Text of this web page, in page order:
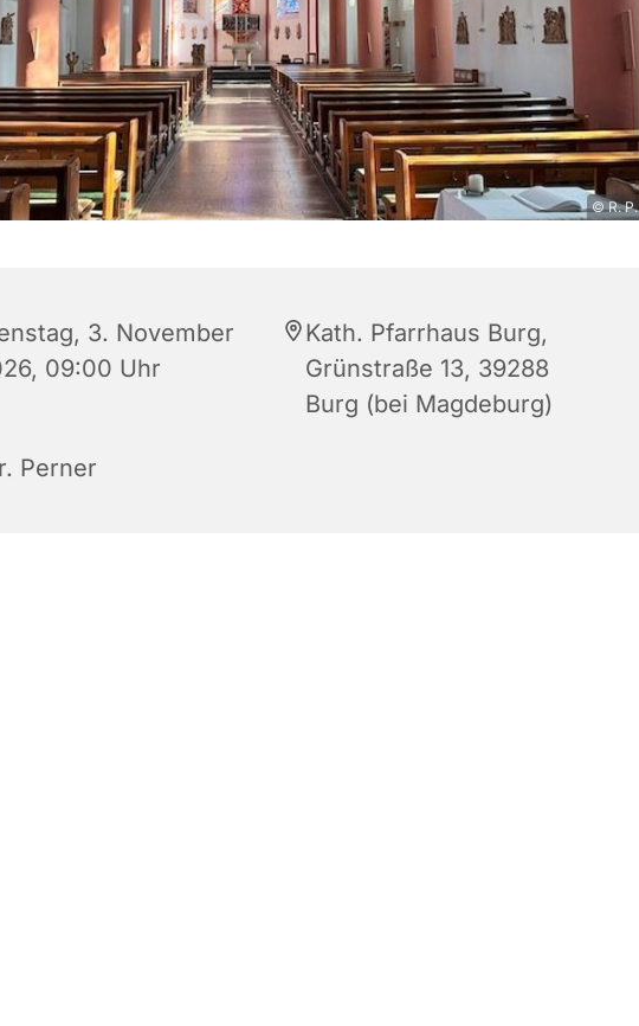
© R. P.
3. November
09:00 Uhr
Kath. Pfarrhaus Burg,
Grünstraße 13, 39288
Burg (bei Magdeburg)
Perner